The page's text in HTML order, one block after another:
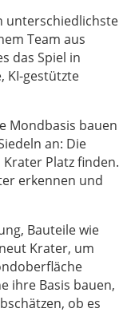
unterschiedlichste
Team aus
das Spiel in
KI-gestützte
Mondbasis bauen
an: Die
Platz finden.
erkennen und
Bauteile wie
Krater, um
ihre Basis bauen,
ob es